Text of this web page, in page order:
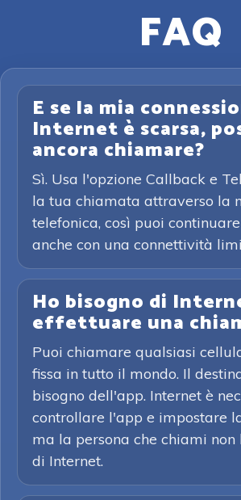
FAQ
E se la mia
Internet è scarsa,
ancora chiamare?
Sì. Usa l'opzione Callback e
la tua chiamata attraverso la
telefonica, così puoi
anche con una connettività
Ho bisogno di
effettuare una
Puoi chiamare qualsiasi
fissa in tutto il mondo. Il
bisogno dell'app. Internet è
controllare l'app e impostare
ma la persona che chiami non
di Internet.